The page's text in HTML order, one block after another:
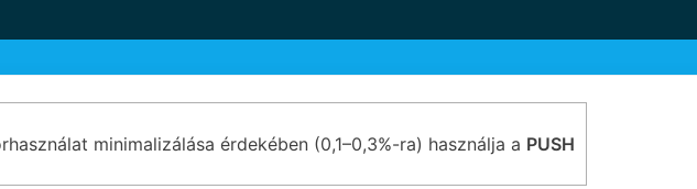
minimalizálása érdekében (0,1–0,3%-ra) használja a PUSH